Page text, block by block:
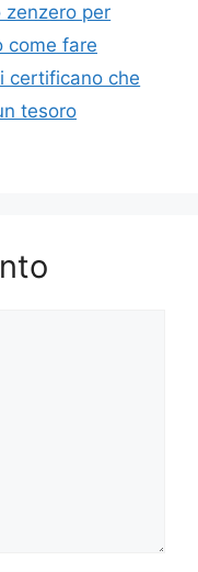
zenzero per
come fare
certificano che
tesoro